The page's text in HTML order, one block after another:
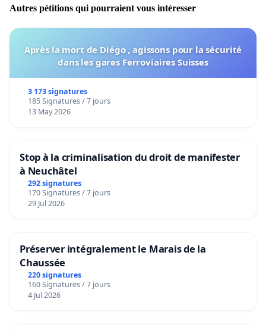
Autres pétitions qui pourraient vous intéresser
Après la mort de Diégo , agissons pour la sécurité
dans les gares Ferroviaires Suisses
3 173 signatures
185 Signatures / 7 jours
13 May 2026
Stop à la criminalisation du droit de manifester
à Neuchâtel
292 signatures
170 Signatures / 7 jours
29 Jul 2026
Préserver intégralement le Marais de la
Chaussée
220 signatures
160 Signatures / 7 jours
4 Jul 2026